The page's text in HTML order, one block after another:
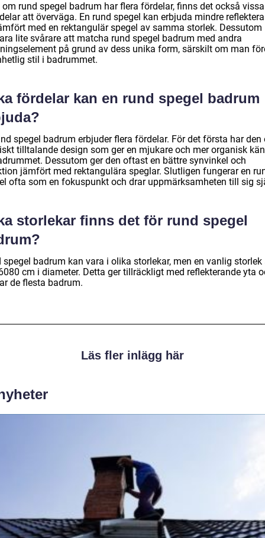
om rund spegel badrum har flera fördelar, finns det också vissa
att överväga. En rund spegel kan erbjuda mindre
med en rektangulär spegel av samma storlek. Dessutom
lite svårare att matcha rund spegel badrum med andra
på grund av dess unika form, särskilt om man
stil i badrummet.
fördelar kan en rund spegel badrum
spegel badrum erbjuder flera fördelar. För det första har den
tilltalande design som ger en mjukare och mer organisk
Dessutom ger den oftast en bättre synvinkel och
jämfört med rektangulära speglar. Slutligen fungerar en
ofta som en fokuspunkt och drar uppmärksamheten till sig
storlekar finns det för rund spegel
spegel badrum kan vara i olika storlekar, men en vanlig storlek
cm i diameter. Detta ger tillräckligt med reflekterande yta
de flesta badrum.
Läs fler inlägg här